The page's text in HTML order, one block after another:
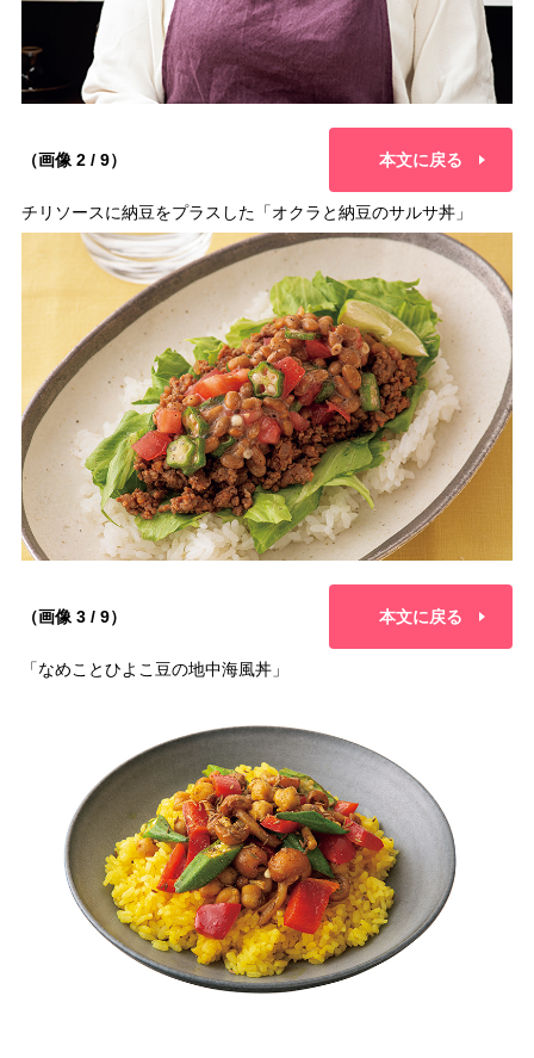
（画像 2 / 9） 本文に戻る
チリソースに納豆をプラスした「オクラと納豆のサルサ丼」
（画像 3 / 9） 本文に戻る
「なめことひよこ豆の地中海風丼」